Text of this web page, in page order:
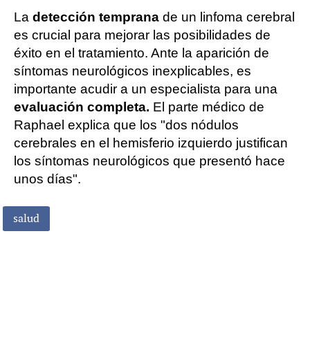
La detección temprana de un linfoma cerebral
es crucial para mejorar las posibilidades de
éxito en el tratamiento. Ante la aparición de
síntomas neurológicos inexplicables, es
importante acudir a un especialista para una
evaluación completa. El parte médico de
Raphael explica que los "dos nódulos
cerebrales en el hemisferio izquierdo justifican
los síntomas neurológicos que presentó hace
unos días".
salud